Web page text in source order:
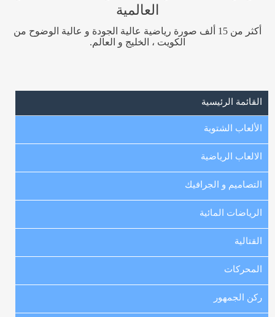
العالمية
أكثر من 15 ألف صورة رياضية عالية الجودة و عالية الوضوح من
الكويت ، الخليج و العالم.
القائمة الرئيسية
الألعاب الشتوية
الالعاب الرياضية
التصاميم و الجرافيك
الرياضات المائية
القتالية
المحركات
ركن الجمهور